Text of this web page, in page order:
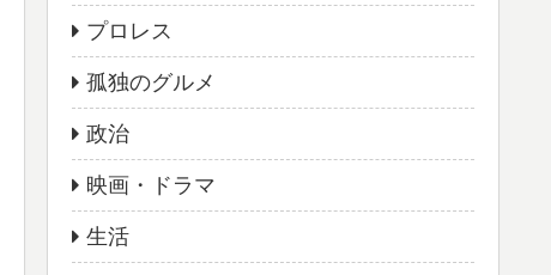
プロレス
孤独のグルメ
政治
映画・ドラマ
生活